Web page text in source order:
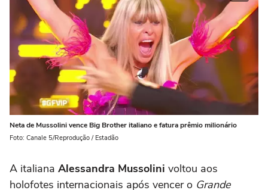
Neta de Mussolini vence Big Brother italiano e fatura prêmio milionário
Foto: Canale 5/Reprodução / Estadão
A italiana Alessandra Mussolini voltou aos
holofotes internacionais após vencer o Grande